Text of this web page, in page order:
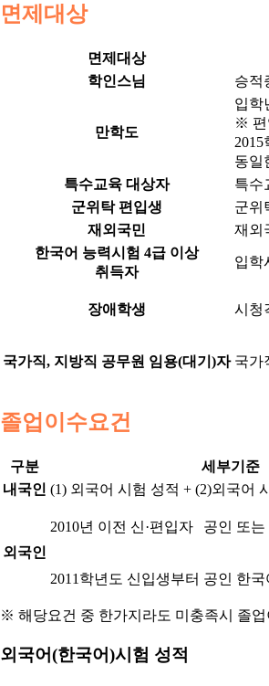
면제대상
면제대상
학인스님
승적
만학도
입학
※ 편
동일
특수교육 대상자
특수
군위탁 편입생
군위
재외국민
재외
한국어 능력시험 4급 이상
취득자
입학
장애학생 시청
국가직, 지방직 공무원 임용(대기)자 국가
졸업이수요건
구분
세부기준
내국인 (1) 외국어 시험 성적 + (2)외국어
외국인
2010년 이전 신·편입자 공인 또는
2011학년도 신입생부터 공인 한국
※ 해당요건 중 한가지라도 미충족시 졸
외국어(한국어)시험 성적